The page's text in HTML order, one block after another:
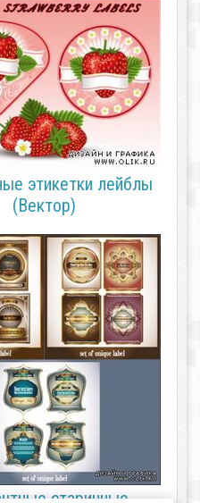
этикетки лейблы
(Вектор)
старинные